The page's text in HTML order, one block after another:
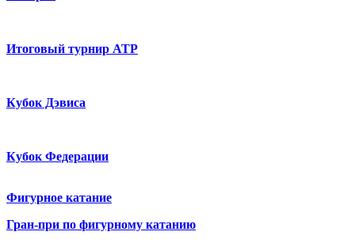
Итоговый турнир ATP
Кубок Дэвиса
Кубок Федерации
Фигурное катание
Гран-при по фигурному катанию